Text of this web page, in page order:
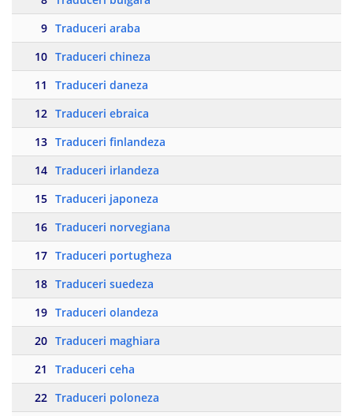
9 Traduceri araba
10 Traduceri chineza
11
Traduceri daneza
12 Traduceri ebraica
13 Traduceri finlandeza
14 Traduceri irlandeza
15 Traduceri japoneza
16 Traduceri norvegiana
17 Traduceri portugheza
18 Traduceri suedeza
19 Traduceri olandeza
20 Traduceri maghiara
21
Traduceri ceha
22 Traduceri poloneza